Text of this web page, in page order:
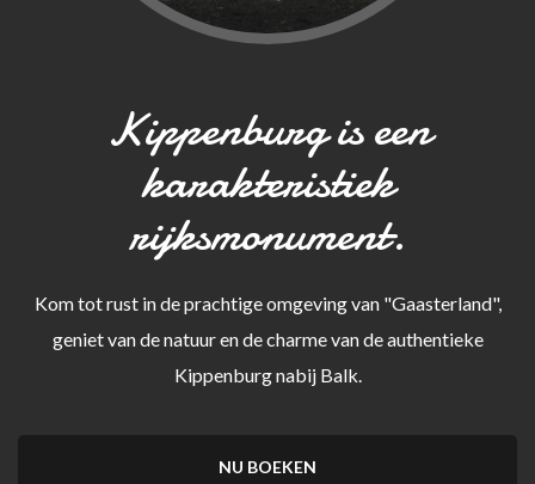
Kippenburg is een
karakteristiek
rijksmonument.
Kom tot rust in de prachtige omgeving van "Gaasterland",
geniet van de natuur en de charme van de authentieke
Kippenburg nabij Balk.
NU BOEKEN